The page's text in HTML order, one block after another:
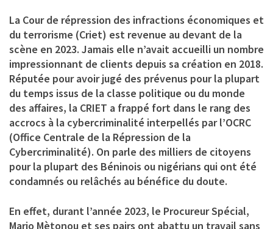
La Cour de répression des infractions économiques et
du terrorisme (Criet) est revenue au devant de la
scène en 2023. Jamais elle n’avait accueilli un nombre
impressionnant de clients depuis sa création en 2018.
Réputée pour avoir jugé des prévenus pour la plupart
du temps issus de la classe politique ou du monde
des affaires, la CRIET a frappé fort dans le rang des
accrocs à la cybercriminalité interpellés par l’OCRC
(Office Centrale de la Répression de la
Cybercriminalité). On parle des milliers de citoyens
pour la plupart des Béninois ou nigérians qui ont été
condamnés ou relâchés au bénéfice du doute.
En effet, durant l’année 2023, le Procureur Spécial,
Mario Mètonou et ses pairs ont abattu un travail sans